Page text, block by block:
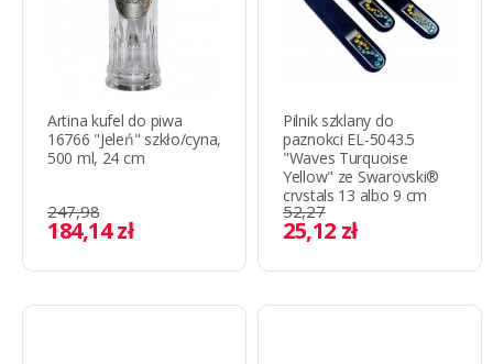
Artina kufel do piwa
16766 "Jeleń" szkło/cyna,
500 ml, 24 cm
247,98
184,14 zł
Pilnik szklany do
paznokci EL-5043.5
"Waves Turquoise
Yellow" ze Swarovski®
crystals 13 albo 9 cm
52,27
25,12 zł